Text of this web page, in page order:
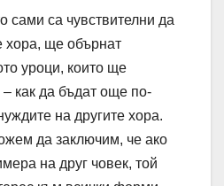
сами са чувствителни да
хора, ще обърнат
уроци, които ще
– как да бъдат още по-
на другите хора.
да заключим, че ако
на друг човек, той